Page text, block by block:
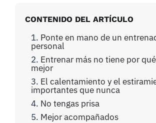
CONTENIDO DEL ARTÍCULO
Ponte en mano de un
personal
Entrenar más no tiene por
mejor
El calentamiento y el
importantes que nunca
No tengas prisa
Mejor acompañados